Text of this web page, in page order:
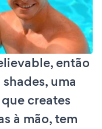
então
uma
creates
à mão, tem